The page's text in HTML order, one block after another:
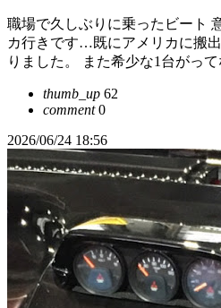
職場で久しぶりに乗ったビート
カ行きです…既にアメリカに搬
りました。 また希少な1台がっ
thumb_up 62
comment0
2026/06/24 18:56